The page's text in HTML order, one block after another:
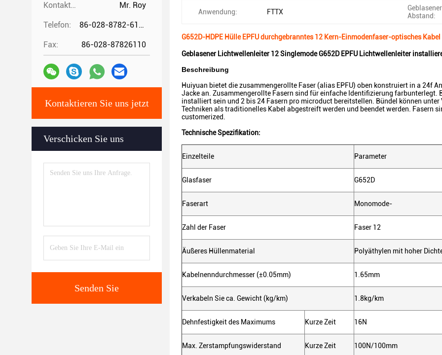
Kontaktpersonen: Mr. Roy
Telefon: 86-028-8782-6112
Fax: 86-028-87826110
Kontaktieren Sie uns jetzt
Verschicken Sie uns
Senden Sie
Anwendung: FTTX
Geblasener
Abstand:
G652D-HDPE Hülle EPFU durchgebranntes 12 Kern-Einmodenfaser-optisches Kabel
Geblasener Lichtwellenleiter 12 Singlemode G652D EPFU Lichtwellenleiter
Beschreibung
Huiyuan bietet die zusammengerollte Faser (alias EPFU) oben konstruiert in a 24f
Jacke an. Zusammengerollte Fasern sind für einfache Identifizierung farbunterlegt.
installiert sein und 2 bis 24 Fasern pro microduct bereitstellen. Bündel können
Techniken als traditionelles Kabel abgestreift werden und beendet werden. Fasern
customerized.
Technische Spezifikation:
Einzelteile Parameter
Glasfaser G652D
Faserart Monomode-
Zahl der Faser Faser 12
Äußeres Hüllenmaterial Polyäthylen mit hoher
Kabelnenndurchmesser (±0.05mm) 1.65mm
Verkabeln Sie ca. Gewicht (kg/km) 1.8kg/km
Dehnfestigkeit des Maximums Kurze Zeit 16N
Max. Zerstampfungswiderstand Kurze Zeit 100N/100mm